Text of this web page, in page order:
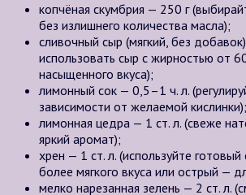
копчёная скумбрия — 250 г
без излишнего количества масла);
сливочный сыр (мягкий, без
использовать сыр с жирностью от
насыщенного вкуса);
лимонный сок — 0,5–1 ч. л.
зависимости от желаемой кислинки);
лимонная цедра — 1 ст. л. (свеже
яркий аромат);
хрен — 1 ст. л. (используйте
более мягкого вкуса или острый —
мелко нарезанная зелень — 2 ст. л.